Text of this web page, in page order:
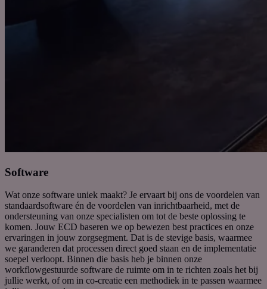
Software
Wat onze software uniek maakt? Je ervaart bij ons de voordelen van
standaardsoftware én de voordelen van inrichtbaarheid, met de
ondersteuning van onze specialisten om tot de beste oplossing te
komen. Jouw ECD baseren we op bewezen best practices en onze
ervaringen in jouw zorgsegment. Dat is de stevige basis, waarmee
we garanderen dat processen direct goed staan en de implementatie
soepel verloopt. Binnen die basis heb je binnen onze
workflowgestuurde software de ruimte om in te richten zoals het bij
jullie werkt, of om in co-creatie een methodiek in te passen waarmee